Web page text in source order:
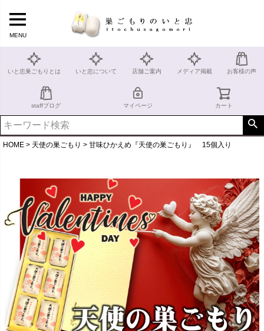
MENU
いと忠巣ごもりとは いと忠について 店舗ご案内 メディア掲載 お客様の声
staffブログ マイページ カート
HOME 天使の巣ごもり 甘味ひかえめ『天使の巣ごもり』 15個入り